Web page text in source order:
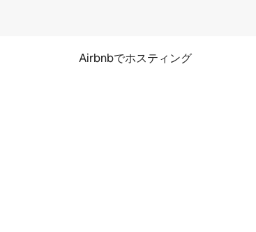
Airbnbでホスティング